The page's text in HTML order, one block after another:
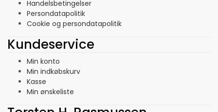
Handelsbetingelser
Persondatapolitik
Cookie og persondatapolitik
Kundeservice
Min konto
Min indkøbskurv
Kasse
Min ønskeliste